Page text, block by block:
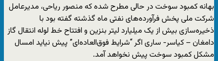
بهانه کمبود سوخت در حالی مطرح شده که منصور ریاحی، مدیرعامل
شرکت ملی پخش فرآورده‌های نفتی ماه گذشته گفته بود با
ذخیره‌سازی بیش از یک میلیارد لیتر بنزین و افتتاح خط لوله انتقال گاز
دامغان – کیاسر- ساری اگر “شرایط فوق‌العاده‌ای” پیش نیاید امسال
مشکل کمبود سوخت پیش نخواهد آمد.